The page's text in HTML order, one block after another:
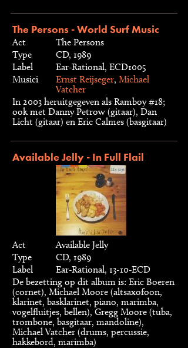
The Persons - World Surf Music
Act
The Persons
Type
CD, 1989
Label
Ear-Rational, ECD1005
Musici
Ernst Reijseger, Michael
Vatcher
In 2003 heruitgegeven als Ramboy #18;
ook met Danny Petrow (gitaar), Dan
Licht (gitaar) en Eric Calmes (basgitaar)
Available Jelly - In Full Flail
Act
Available Jelly
Type
CD, 1989
Label
Ear-Rational, 13-10-ECD
De bezetting op dit album is: Eric Boeren
(cornet), Michael Moore (altsaxofoon,
klarinet, basklarinet, piano, marimba,
vogelfluitjes, bellen), Gregg Moore (tuba,
trombone, basgitaar, mandoline),
Michael Vatcher (drums, percussie,
hakkebord, marimba)